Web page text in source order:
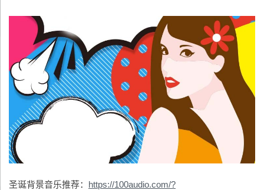
圣诞背景音乐推荐： https://100audio.com/?